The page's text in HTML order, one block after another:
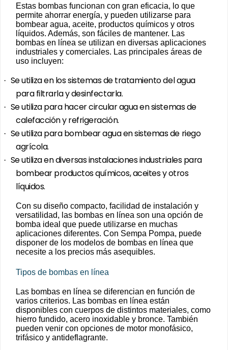
Estas bombas funcionan con gran eficacia, lo que
permite ahorrar energía, y pueden utilizarse para
bombear agua, aceite, productos químicos y otros
líquidos. Además, son fáciles de mantener. Las
bombas en línea se utilizan en diversas aplicaciones
industriales y comerciales. Las principales áreas de
uso incluyen:
· Se utiliza en los sistemas de tratamiento del agua
para filtrarla y desinfectarla.
· Se utiliza para hacer circular agua en sistemas de
calefacción y refrigeración.
· Se utiliza para bombear agua en sistemas de riego
agrícola.
· Se utiliza en diversas instalaciones industriales para
bombear productos químicos, aceites y otros
líquidos.
Con su diseño compacto, facilidad de instalación y
versatilidad, las bombas en línea son una opción de
bomba ideal que puede utilizarse en muchas
aplicaciones diferentes. Con Sempa Pompa, puede
disponer de los modelos de bombas en línea que
necesite a los precios más asequibles.
Tipos de bombas en línea
Las bombas en línea se diferencian en función de
varios criterios. Las bombas en línea están
disponibles con cuerpos de distintos materiales, como
hierro fundido, acero inoxidable y bronce. También
pueden venir con opciones de motor monofásico,
trifásico y antideflagrante.